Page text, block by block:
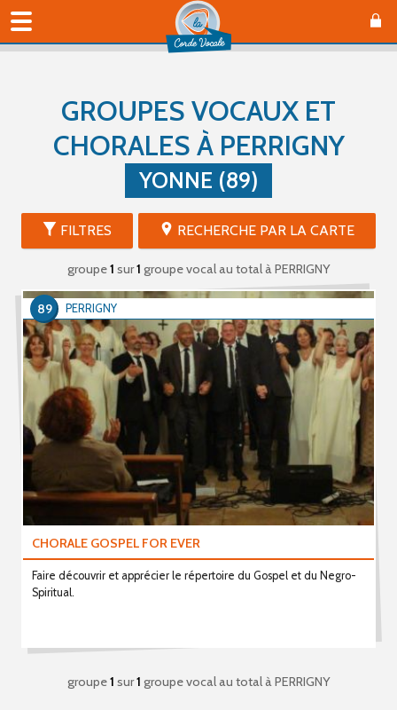
GROUPES VOCAUX ET
CHORALES À PERRIGNY
YONNE (89)
FILTRES RECHERCHE PAR LA CARTE
groupe1 sur1 groupe vocal au totalà PERRIGNY
CHORALE GOSPEL FOR EVER
Faire découvrir et apprécier le répertoire du Gospel et du Negro-
Spiritual.
PERRIGNY
89
groupe1 sur1 groupe vocal au totalà PERRIGNY